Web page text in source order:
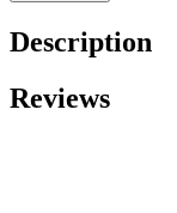
Description
Reviews